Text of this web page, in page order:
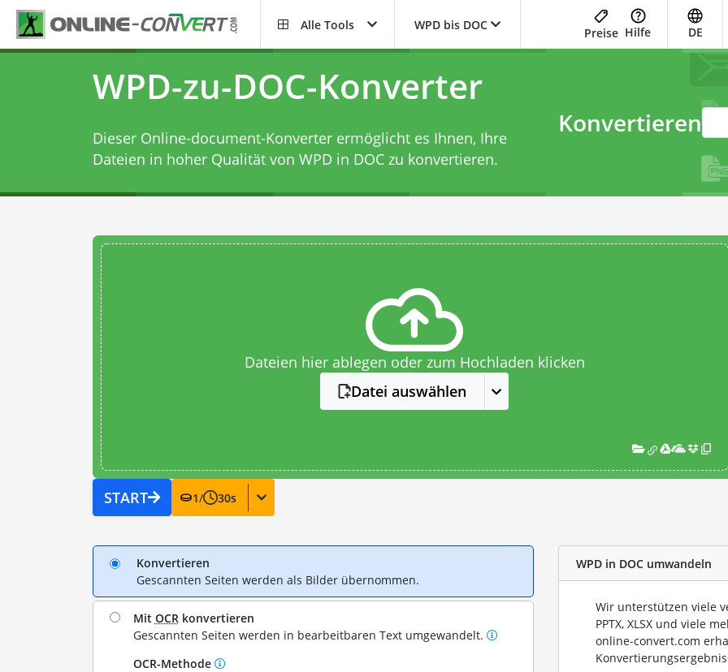
Alle Tools WPD bis DOC
Preise Hilfe DE
WPD-zu-DOC-Konverter
Dieser Online-document-Konverter ermöglicht es Ihnen, Ihre
Dateien in hoher Qualität von WPD in DOC zu konvertieren.
Konvertieren
Dateien hier ablegen oder zum Hochladen klicken
Datei auswählen
START 1/ 30s
Konvertieren
Gescannten Seiten werden als Bilder übernommen.
Mit OCRkonvertieren
Gescannten Seiten werden in bearbeitbaren Text umgewandelt.
OCR-Methode
WPD in DOC umwandeln
Wir unterstützen viele
PPTX, XLSX und viele
online-convert.com